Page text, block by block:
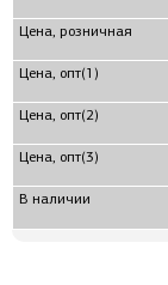
Цена, розничная
Цена, опт(1)
Цена, опт(2)
Цена, опт(3)
В наличии